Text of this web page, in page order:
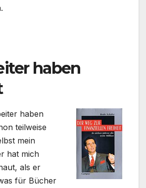
haben
haben
teilweise
mein
hat mich
als er
für Bücher